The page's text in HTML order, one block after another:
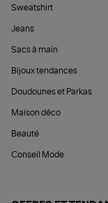
Sweatshirt
Jeans
Sacs à main
Bijoux tendances
Doudounes et Parkas
Maison déco
Beauté
Conseil Mode